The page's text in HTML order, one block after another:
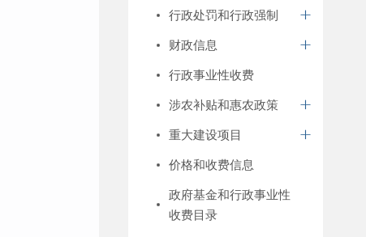
行政处罚和行政强制
财政信息
行政事业性收费
涉农补贴和惠农政策
重大建设项目
价格和收费信息
政府基金和行政事业性
收费目录